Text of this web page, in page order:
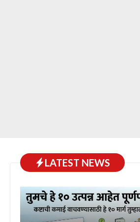
LATEST NEWS